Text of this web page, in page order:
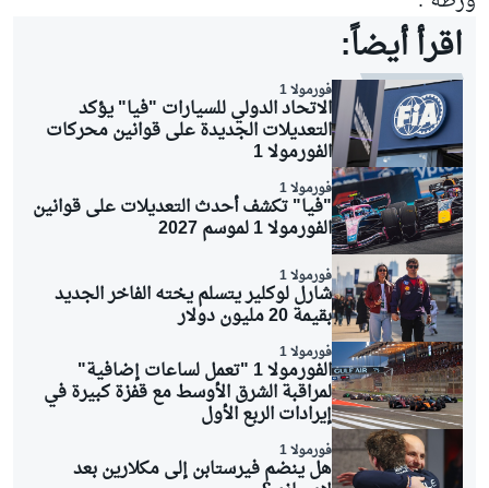
اقرأ أيضاً:
فورمولا 1
الاتحاد الدولي للسيارات "فيا" يؤكد
التعديلات الجديدة على قوانين محركات
الفورمولا 1
فورمولا 1
"فيا" تكشف أحدث التعديلات على قوانين
الفورمولا 1 لموسم 2027
فورمولا 1
شارل لوكلير يتسلم يخته الفاخر الجديد
بقيمة 20 مليون دولار
فورمولا 1
الفورمولا 1 "تعمل لساعات إضافية"
لمراقبة الشرق الأوسط مع قفزة كبيرة في
إيرادات الربع الأول
فورمولا 1
هل ينضم فيرستابن إلى مكلارين بعد